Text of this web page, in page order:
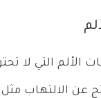
الألم التي لا
عن الالتهاب مثل